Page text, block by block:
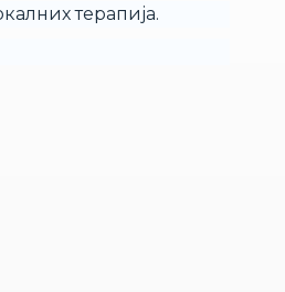
терапија.